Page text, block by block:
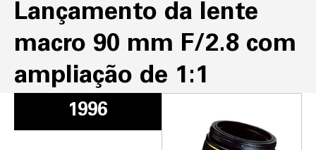
Lançamento da lente
macro 90 mm F/2.8 com
ampliação de 1:1
1996